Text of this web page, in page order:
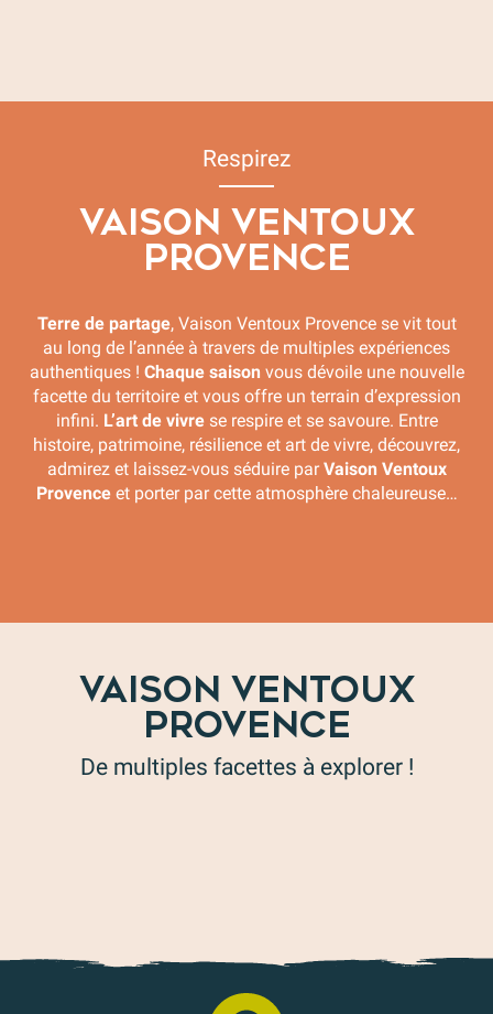
Respirez
VAISON VENTOUX
PROVENCE
Terre de partage, Vaison Ventoux Provence se vit tout
au long de l’année à travers de multiples expériences
authentiques ! Chaque saison vous dévoile une nouvelle
facette du territoire et vous offre un terrain d’expression
infini. L’art de vivrese respire et se savoure. Entre
histoire, patrimoine, résilience et art de vivre, découvrez,
admirez et laissez-vous séduire parVaison Ventoux
Provenceet porter par cette atmosphère chaleureuse…
VAISON VENTOUX
PROVENCE
De multiples facettes à explorer !